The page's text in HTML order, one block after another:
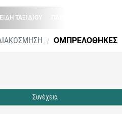
ΕΙΔΗ ΤΑΞΙΔΙΟΥ
ΟΜΠΡΕΛΟΘΗΚΕΣ
Συνέχεια